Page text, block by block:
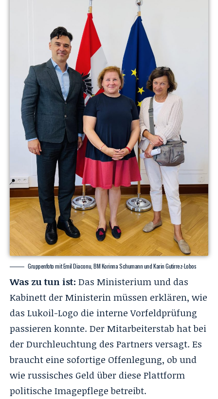
Gruppenfoto mit Emil Diaconu, BM Korinna Schumann und Karin Gutirrez-Lobos
Was zu tun ist: Das Ministerium und das
Kabinett der Ministerin müssen erklären, wie
das Lukoil-Logo die interne Vorfeldprüfung
passieren konnte. Der Mitarbeiterstab hat bei
der Durchleuchtung des Partners versagt. Es
braucht eine sofortige Offenlegung, ob und
wie russisches Geld über diese Plattform
politische Imagepflege betreibt.